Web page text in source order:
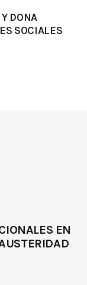
DONA
SOCIALES
EN